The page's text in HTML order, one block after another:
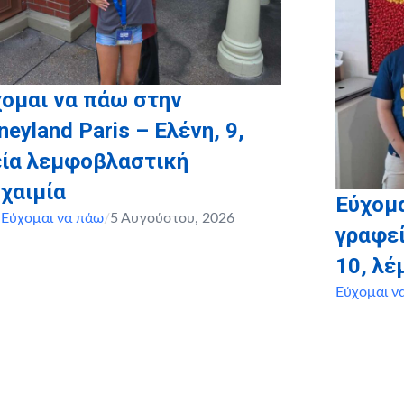
να πάω στην
Paris – Ελένη, 9,
λεμφοβλαστική
Εύχομαι να πάω/5 Αυγούστου, 2026
10,
Εύχομαι